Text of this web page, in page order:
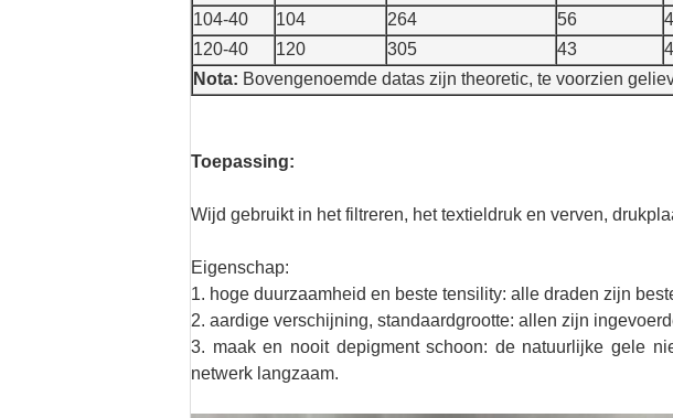
104-40
104 264 56
120-40
120 305 43
Nota: Bovengenoemde datas zijn theoretic, te voorzien
Toepassing:
Wijd gebruikt in het filtreren, het textieldruk en verven,
Eigenschap:
1. hoge duurzaamheid en beste tensility: alle draden zijn
2. aardige verschijning, standaardgrootte: allen zijn
3. maak en nooit depigment schoon: de natuurlijke gele
netwerk langzaam.